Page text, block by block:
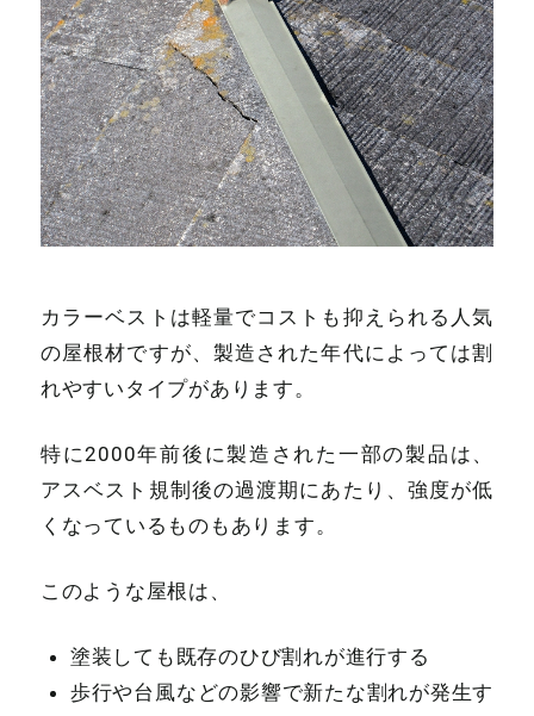
カラーベストは軽量でコストも抑えられる人気
の屋根材ですが、製造された年代によっては割
れやすいタイプがあります。
特に2000年前後に製造された一部の製品は、
アスベスト規制後の過渡期にあたり、強度が低
くなっているものもあります。
このような屋根は、
塗装しても既存のひび割れが進行する
歩行や台風などの影響で新たな割れが発生す